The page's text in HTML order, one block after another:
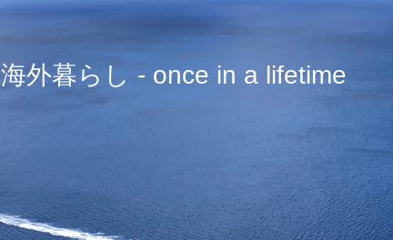
海外暮らし - once in a lifetime